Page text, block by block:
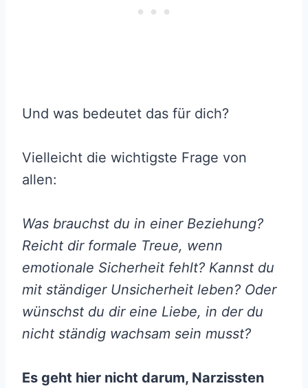
Und was bedeutet das für dich?
Vielleicht die wichtigste Frage von
allen:
Was brauchst du in einer Beziehung?
Reicht dir formale Treue, wenn
emotionale Sicherheit fehlt? Kannst du
mit ständiger Unsicherheit leben? Oder
wünschst du dir eine Liebe, in der du
nicht ständig wachsam sein musst?
Es geht hier nicht darum, Narzissten